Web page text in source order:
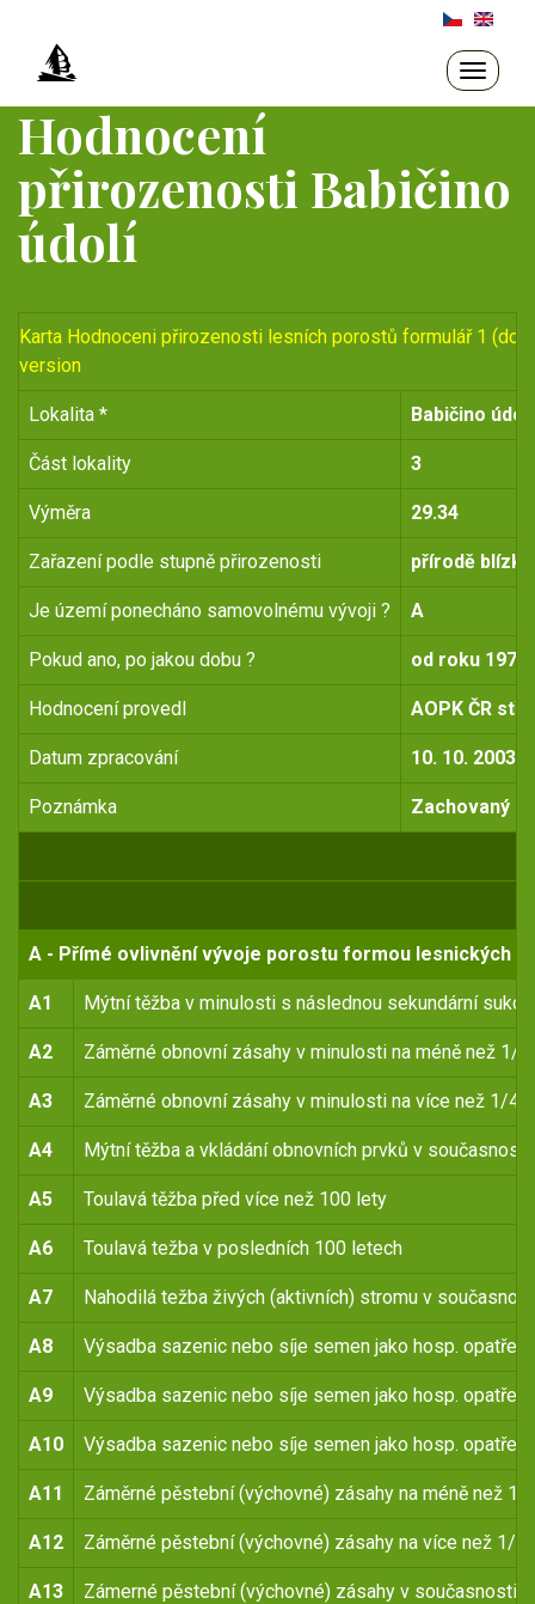
hlavnímu
Toggle
Hodnocení
přirozenosti Babičino
údolí
Karta Hodnoceni přirozenosti lesních porostů formulář 1 (do
version
Lokalita * Babičino údolí
Část lokality 3
Výměra 29.34
Zařazení podle stupně přirozenosti přírodě blízký
Je území ponecháno samovolnému vývoji ? A
Pokud ano, po jakou dobu ? od roku 1970
Hodnocení provedl AOPK ČR
Datum zpracování 10. 10. 2003
Poznámka Zachovaný
A - Přímé ovlivnění vývoje porostu formou lesnických
A1 Mýtní těžba v minulosti s následnou sekundární
A2 Záměrné obnovní zásahy v minulosti na méně než 1/
A3 Záměrné obnovní zásahy v minulosti na více než 1/4
A4 Mýtní těžba a vkládání obnovních prvků v současnosti
A5 Toulavá těžba před více než 100 lety
A6 Toulavá težba v posledních 100 letech
A7 Nahodilá težba živých (aktivních) stromu v
A8 Výsadba sazenic nebo síje semen jako hosp.
A9 Výsadba sazenic nebo síje semen jako hosp.
A10 Výsadba sazenic nebo síje semen jako hosp.
A11 Záměrné pěstební (výchovné) zásahy na méně než
A12 Záměrné pěstební (výchovné) zásahy na více než 1/
A13 Zámerné pěstební (výchovné) zásahy v současnosti